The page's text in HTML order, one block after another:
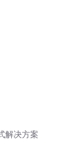
解决方案